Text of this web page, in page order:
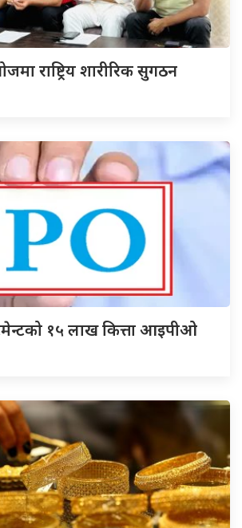
राष्ट्रिय शारीरिक सुगठन
१५ लाख कित्ता आइपीओ